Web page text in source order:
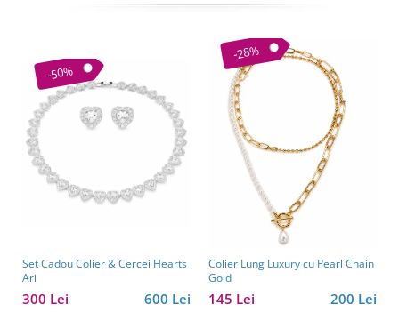
-50%
Set Cadou Colier & Cercei Hearts
Ari
600 Lei
300 Lei
-28%
Colier Lung Luxury cu Pearl Chain
Gold
200 Lei
145 Lei